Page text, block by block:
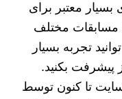
بسیار معتبر برای
مسابقات مختلف
تجربه بسیار
پیشرفت بکنید.
تا کنون توسط